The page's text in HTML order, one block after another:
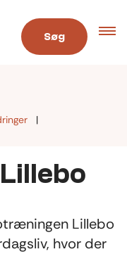
Søg
Lillebo
hvor der